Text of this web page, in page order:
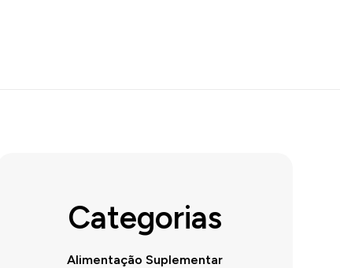
Categorias
Alimentação Suplementar